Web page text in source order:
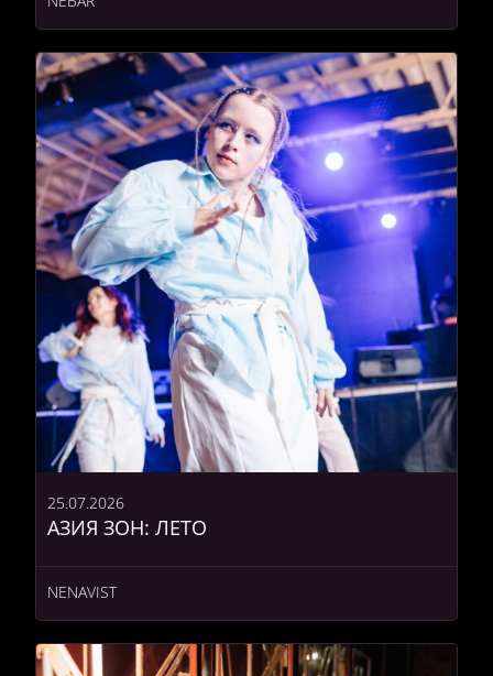
АЗИЯ ЗОН: ЛЕТО
25.07.2026
NENAVIST